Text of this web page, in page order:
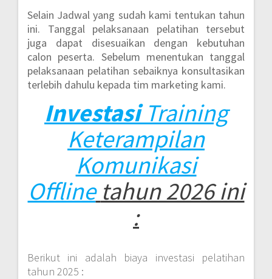
Selain Jadwal yang sudah kami tentukan tahun
ini. Tanggal pelaksanaan pelatihan tersebut
juga dapat disesuaikan dengan kebutuhan
calon peserta. Sebelum menentukan tanggal
pelaksanaan pelatihan sebaiknya konsultasikan
terlebih dahulu kepada tim marketing kami.
Investasi Training
Keterampilan
Komunikasi
Offline tahun 2026 ini
:
Berikut ini adalah biaya investasi pelatihan
tahun 2025 :